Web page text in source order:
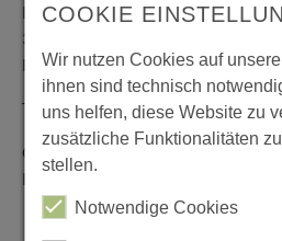
Bankplatz 8
38100 Braunschweig
Deutschland
Telefon: 0531 482010-20
Geschäftszeiten: Montag bis
Freitag 08:00 bis 15:00
COOKIE
Wir nutzen Cookies auf
ihnen sind technisch
uns helfen, diese Website zu
zusätzliche Funktionalitäten
stellen.
Notwendige Cookies